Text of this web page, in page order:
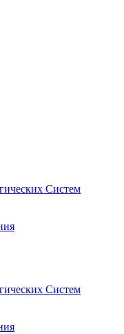
Систем
Систем